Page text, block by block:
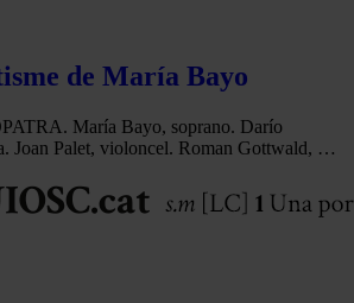
de María Bayo
María Bayo, soprano. Darío
Joan Palet, violoncel. Roman Gottwald, …